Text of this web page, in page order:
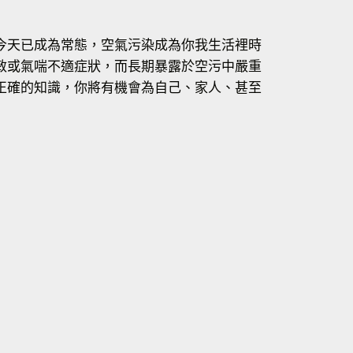
已成為常態，空氣污染成為你我生活裡時
氣喘不適症狀，而長期暴露於空污中嚴重
的知識，你將有機會為自己、家人、甚至